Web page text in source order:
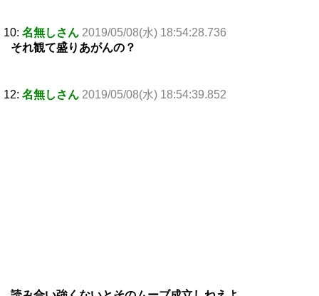
10: 名無しさん 2019/05/08(水) 18:54:28.736
それ観て盛りあがんの？
12: 名無しさん 2019/05/08(水) 18:54:39.852